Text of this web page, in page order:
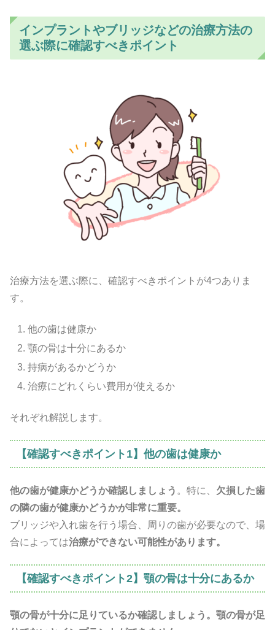
インプラントやブリッジなどの治療方法の
選ぶ際に確認すべきポイント
治療方法を選ぶ際に、確認すべきポイントが4つありま
す。
他の歯は健康か
顎の骨は十分にあるか
持病があるかどうか
治療にどれくらい費用が使えるか
それぞれ解説します。
【確認すべきポイント1】他の歯は健康か
他の歯が健康かどうか確認しましょう 。特に、 欠損した歯
の隣の歯が健康かどうかが非常に重要。
ブリッジや入れ歯を行う場合、周りの歯が必要なので、場
合によっては治療ができない可能性があります。
【確認すべきポイント2】顎の骨は十分にあるか
顎の骨が十分に足りているか確認しましょう。顎の骨が足